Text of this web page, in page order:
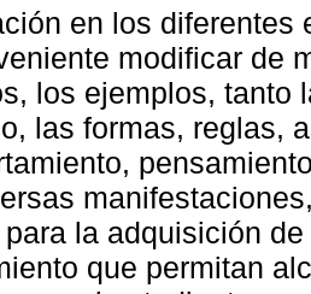
en los diferentes
modificar de
los ejemplos, tanto
las formas, reglas,
para la adquisición
que permitan